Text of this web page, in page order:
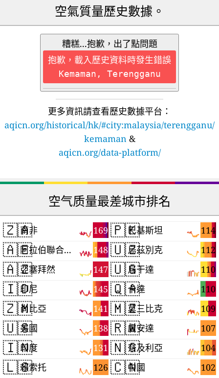
空氣質量歷史數據。
糟糕...抱歉，出了點問題
抱歉，載入歷史資料時發生錯誤
Kemaman, Terengganu
更多資訊請查看歷史數據平台：
aqicn.org/historical/hk/#city:malaysia/terengganu/
kemaman &
aqicn.org/data-platform/
空气质量最差城市排名
🇿🇦 169
南非
🇦🇪 148
阿拉伯聯合大公國
🇦🇿 147
亞塞拜然
🇮🇩 145
印尼
🇿🇲 141
尚比亞
🇺🇸 138
美國
🇮🇳 131
印度
🇱🇸 126
賴索托
🇵🇰 114
巴基斯坦
🇺🇿 112
烏茲別克
🇺🇬 110
烏干達
🇶🇦 110
卡達
🇲🇿 109
莫三比克
🇷🇼 107
盧安達
🇳🇬 104
奈及利亞
🇨🇳 102
中國